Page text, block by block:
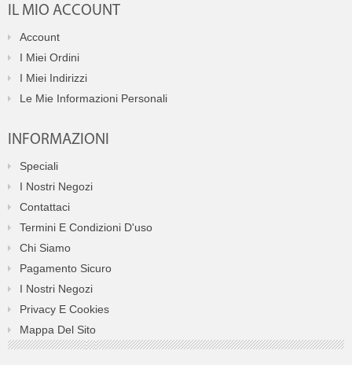
IL MIO ACCOUNT
Account
I Miei Ordini
I Miei Indirizzi
Le Mie Informazioni Personali
INFORMAZIONI
Speciali
I Nostri Negozi
Contattaci
Termini E Condizioni D'uso
Chi Siamo
Pagamento Sicuro
I Nostri Negozi
Privacy E Cookies
Mappa Del Sito